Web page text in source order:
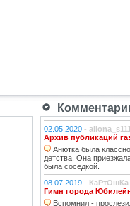
02.05.2020 - aliona_s111
Архив публикаций
Анютка была
детства. Она
была соседкой.
08.07.2019 - КаРтОшКа
Гимн города
Вспомнил -